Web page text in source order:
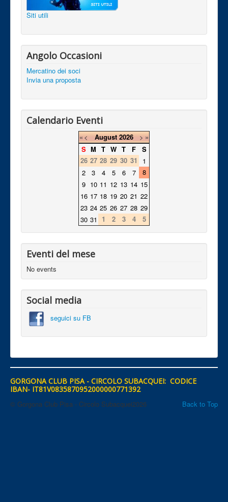
Siti utili
Angolo Occasioni
Mercatino dei soci
Invia una proposta
Calendario Eventi
«< August 2026 >»
S M T W T F
S
26 27 28 29 30 31
1
2
3 4 5 6 7
8
9 10 11 12 13 14 15
16 17 18 19 20 21 22
23 24 25 26 27 28 29
30 31 1 2 3 4 5
Eventi del mese
No events
Social media
seguici su FB
GORGONA CLUB PISA - CIRCOLO SUBACQUEI: CODICE
IBAN- IT81V0835870952000000771392
Back to Top
© Gorgona Club Pisa - Circolo Subacquei2026